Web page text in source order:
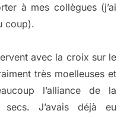
à mes collègues (j’ai
coup).
avec la croix sur le
très moelleuses et
l’alliance de la
J’avais déjà eu